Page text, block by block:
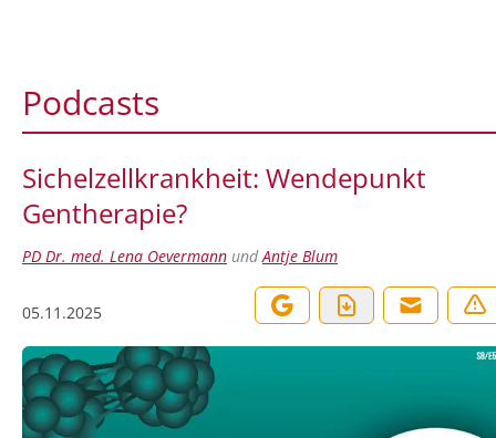
Podcasts
Sichelzellkrankheit: Wendepunkt
Gentherapie?
PD Dr. med. Lena Oevermann undAntje Blum
05.11.2025